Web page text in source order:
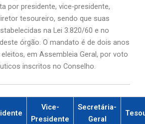
por presidente, vice-presidente,
tesoureiro, sendo que suas
na Lei 3.820/60 e no
órgão. O mandato é de dois anos
em Assembleia Geral, por voto
inscritos no Conselho.
Vice-
Presidente
Secretária-
Geral